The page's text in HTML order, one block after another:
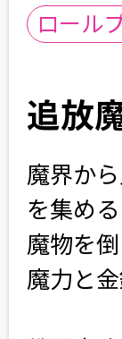
ロール
追放
魔界か
を集め
魔物を
魔力と